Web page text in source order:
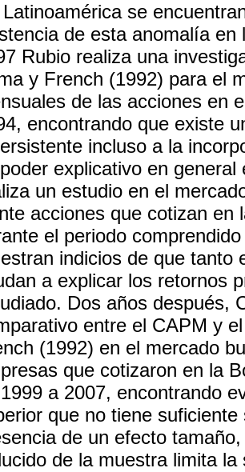
Latinoamérica se
de esta anomalía
Rubio realiza una
y French (1992) para el
de las acciones en
encontrando que existe
incluso a la
explicativo en
un estudio en el
acciones que cotizan en
el periodo
indicios de que tanto
a explicar los retornos
Dos años después,
entre el CAPM y
(1992) en el mercado
que cotizaron en la
a 2007, encontrando
que no tiene
de un efecto
de la muestra limita